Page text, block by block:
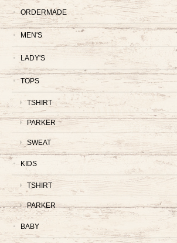
ORDERMADE
MEN'S
LADY'S
TOPS
TSHIRT
PARKER
SWEAT
KIDS
TSHIRT
PARKER
BABY